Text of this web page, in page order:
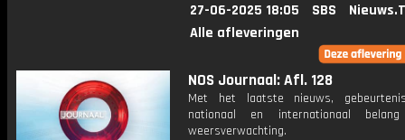
27-06-2025 18:05 SBS
Alle afleveringen
NOS Journaal: Afl. 128
Met het laatste nieuws,
nationaal en internationaal
weersverwachting.